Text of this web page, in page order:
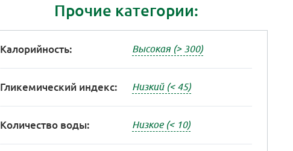
Прочие категории:
Калорийность: Высокая (> 300)
Гликемический индекс: Низкий (< 45)
Количество воды: Низкое (< 10)